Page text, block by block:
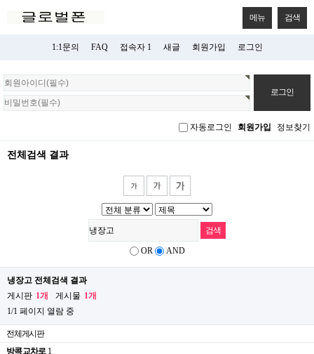
메뉴 검색
1:1문의 FAQ 접속자 1 새글 회원가입 로그인
회
원
로
자동로그인 회원가입 정보찾기
전체검색 결과
OR AND
냉장고 전체검색 결과
게시판 1개 게시물 1개
1/1 페이지 열람 중
전체게시판
방콕 교차로 1